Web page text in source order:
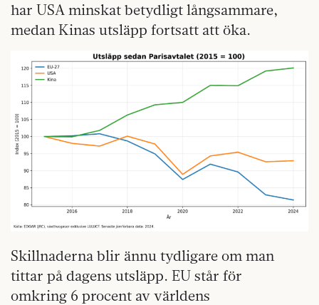
har USA minskat betydligt långsammare,
medan Kinas utsläpp fortsatt att öka.
Skillnaderna blir ännu tydligare om man
tittar på dagens utsläpp. EU står för
omkring 6 procent av världens